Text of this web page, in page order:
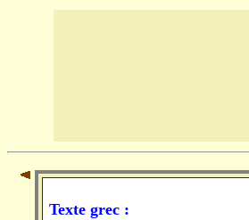
Texte grec :